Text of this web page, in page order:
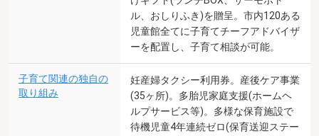
ル、おしりふき)を贈呈。市内120ある
児童館全てに子育てチーフアドバイザ
ーを配置し、子育て相談が可能。
子育て関連の独自の
取り組み
妊産婦タクシー利用券。産後ケア事業
(35ヶ所)。多胎児家庭支援(ホームヘ
ルプサービス等)。多様な保育施設で
待機児童4年連続ゼロ(保育送迎ステー